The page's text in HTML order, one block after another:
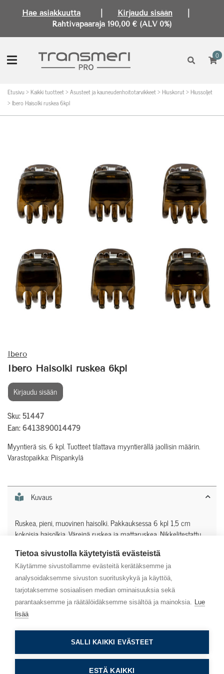
Tietoa sivustolla käytetyistä evästeistä
Käytämme sivustollamme evästeitä kerätäksemme ja
analysoidaksemme sivuston suorituskykyä ja käyttöä,
tarjotaksemme sosiaalisen median ominaisuuksia sekä
parantaaksemme ja räätälöidäksemme sisältöä ja mainoksia. Lue
lisää
SALLI KAIKKI EVÄSTEET
ESTÄ KAIKKI
Hae asiakkuutta Kirjaudu sisään
Rahtivapaaraja 190,00 € (ALV 0%)
0
Etusivu >Kaikki tuotteet>Asusteet ja kauneudenhoitotarvikkeet>Hiuskorut>Hiussoljet
>Ibero Haisolki ruskea 6kpl
Ibero
Ibero Haisolki ruskea 6kpl
Kirjaudu sisään
Sku: 51447
Ean: 6413890014479
Myyntierä sis. 6 kpl. Tuotteet tilattava myyntierällä jaollisin määrin.
Varastopaikka: Piispankylä
Kuvaus
Ruskea, pieni, muovinen haisolki. Pakkauksessa 6 kpl 1,5 cm
kokoisia haisolkia. Väreinä ruskea ja mattaruskea. Nikkelitestattu.
Lisätiedot